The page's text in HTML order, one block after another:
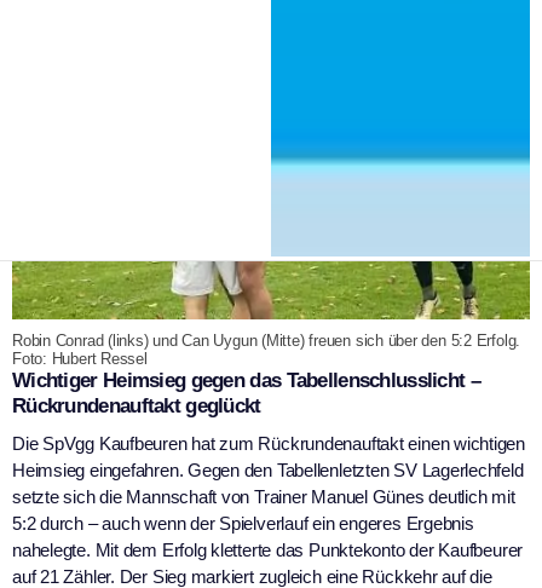
Robin Conrad (links) und Can Uygun (Mitte) freuen sich über den 5:2 Erfolg.
Foto: Hubert Ressel
Wichtiger Heimsieg gegen das Tabellenschlusslicht –
Rückrundenauftakt geglückt
Die SpVgg Kaufbeuren hat zum Rückrundenauftakt einen wichtigen
Heimsieg eingefahren. Gegen den Tabellenletzten SV Lagerlechfeld
setzte sich die Mannschaft von Trainer Manuel Günes deutlich mit
5:2 durch – auch wenn der Spielverlauf ein engeres Ergebnis
nahelegte. Mit dem Erfolg kletterte das Punktekonto der Kaufbeurer
auf 21 Zähler. Der Sieg markiert zugleich eine Rückkehr auf die